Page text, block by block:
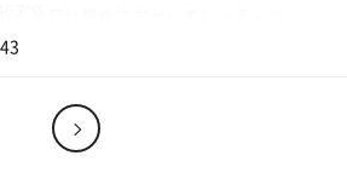
ので、そちらは参戦しよ🔥
想は明日🤣
るおび見ながらまったり(つ´∀｀)つ
てなくて暑いのでIJOOZの自販機前のエ
下でゆっくり🤣
ン🈂️活。サウナ室はいつもの90℃🌡…な
に清掃終わり直後だったから空いていた
クの8分3セットが快適すぐる🤣🤣🤣
東三河の雄、サウナピアなんだけど…
ものはしゃあなし💦